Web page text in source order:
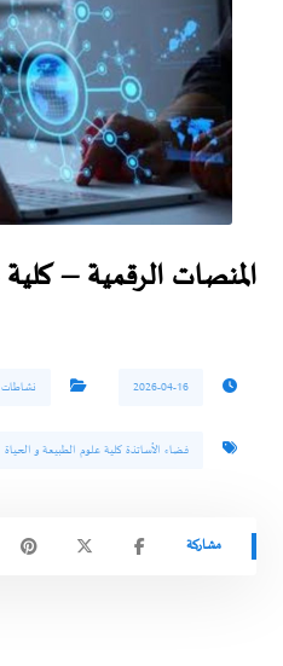
المنصات الرقمية –
2026-04-16 نشاطات
فضاء الأساتذة كلية علوم الطبيعة و الحياة